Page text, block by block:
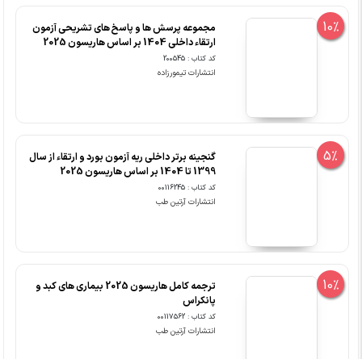
10%
مجموعه پرسش ها و پاسخ های تشریحی آزمون
ارتقاء داخلی 1404 بر اساس هاریسون 2025
کد کتاب : 200545
انتشارات تیمورزاده
5%
گنجینه برتر داخلی ریه آزمون بورد و ارتقاء از سال
1399 تا 1404 بر اساس هاریسون 2025
کد کتاب : 00116245
انتشارات آرتین طب
10%
ترجمه کامل هاریسون 2025 بیماری های کبد و
پانکراس
کد کتاب : 00117562
انتشارات آرتین طب